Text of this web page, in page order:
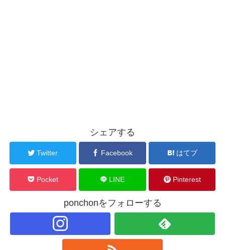
シェアする
Twitter Facebook はてブ
Pocket LINE Pinterest
ponchonをフォローする